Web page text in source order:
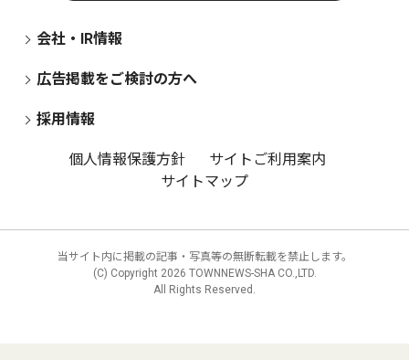
会社・IR情報
広告掲載をご検討の方へ
採用情報
個人情報保護方針
サイトご利用案内
サイトマップ
当サイト内に掲載の記事・写真等の無断転載を禁止します。
(C) Copyright 2026 TOWNNEWS-SHA CO.,LTD.
All Rights Reserved.